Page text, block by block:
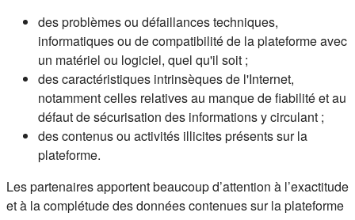
des problèmes ou défaillances techniques,
informatiques ou de compatibilité de la plateforme avec
un matériel ou logiciel, quel qu'il soit ;
des caractéristiques intrinsèques de l'Internet,
notamment celles relatives au manque de fiabilité et au
défaut de sécurisation des informations y circulant ;
des contenus ou activités illicites présents sur la
plateforme.
Les partenaires apportent beaucoup d’attention à l’exactitude
et à la complétude des données contenues sur la plateforme